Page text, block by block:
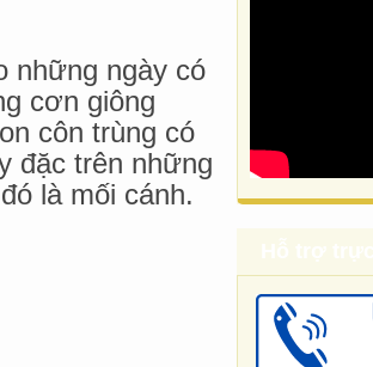
những ngày có
cơn giông
côn trùng có
đặc trên những
là mối cánh.